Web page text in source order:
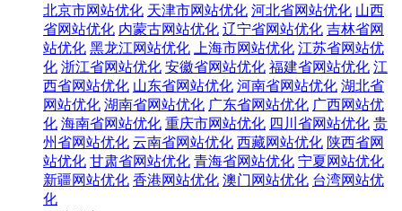
北京市网站优化 天津市网站优化 河北省网站优化 山西
省网站优化 内蒙古网站优化 辽宁省网站优化 吉林省网
站优化 黑龙江网站优化 上海市网站优化 江苏省网站优
化 浙江省网站优化 安徽省网站优化 福建省网站优化 江
西省网站优化 山东省网站优化 河南省网站优化 湖北省
网站优化 湖南省网站优化 广东省网站优化 广西网站优
化 海南省网站优化 重庆市网站优化 四川省网站优化 贵
州省网站优化 云南省网站优化 西藏网站优化 陕西省网
站优化 甘肃省网站优化 青海省网站优化 宁夏网站优化
新疆网站优化 香港网站优化 澳门网站优化 台湾网站优
化